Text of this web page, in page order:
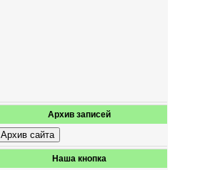
Архив записей
Архив сайта
Наша кнопка